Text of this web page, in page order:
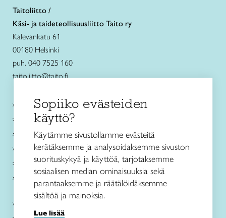
Taitoliitto /
Käsi- ja taideteollisuusliitto Taito ry
Kalevankatu 61
00180 Helsinki
puh. 040 7525 160
taitoliitto@taito.fi
Käsityökurssit ja koulutus
Ajankohtaista
Käsityöohjeet
Me olemme Taito
Paikallinen toiminta
Verkkokaupat
Kirjaudu Arviin
Sopiiko evästeiden
käyttö?
Käytämme sivustollamme evästeitä
kerätäksemme ja analysoidaksemme sivuston
suorituskykyä ja käyttöä, tarjotaksemme
sosiaalisen median ominaisuuksia sekä
parantaaksemme ja räätälöidäksemme
sisältöä ja mainoksia.
Lue lisää